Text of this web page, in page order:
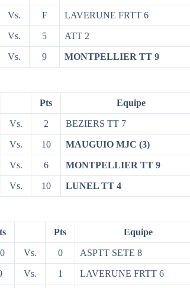
Vs. F LAVERUNE FRTT 6
Vs. 5 ATT 2
Vs. 9
MONTPELLIER TT 9
Pts Equipe
Vs. 2 BEZIERS TT 7
Vs. 10 MAUGUIO MJC (3)
Vs. 6 MONTPELLIER TT 9
Vs. 10
LUNEL TT 4
Pts Equipe
Vs. 0 ASPTT SETE 8
Vs. 1 LAVERUNE FRTT 6